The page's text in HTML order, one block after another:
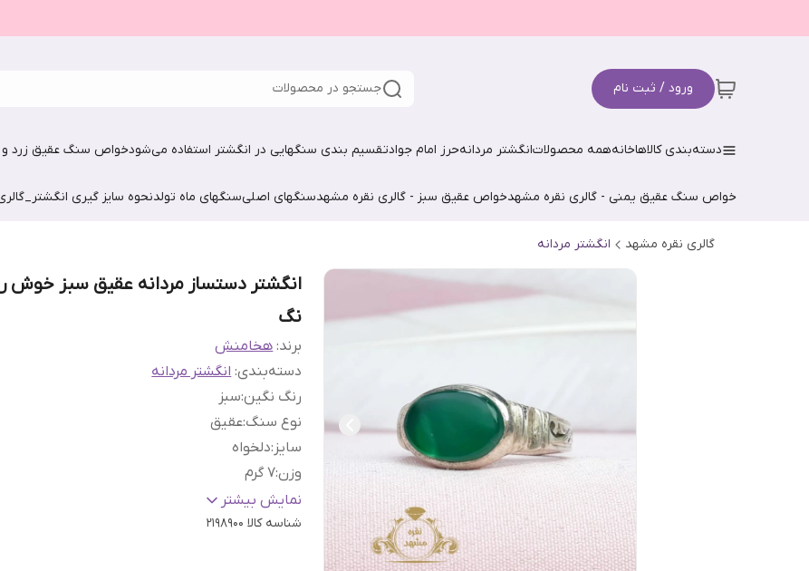
ورود / ثبت نام جستجو در محصولات
دسته‌بندی کالاهاخانههمه محصولاتانگشتر مردانهحرز امام جوادتقسیم بندی سنگهایی در انگشتر استفاده می‌شودخواص سنگ عقیق زرد
خواص سنگ عقیق یمنی - گالری نقره مشهدخواص عقیق سبز - گالری نقره مشهدسنگهای اصلیسنگهای ماه تولدنحوه سایز گیری
گالری نقره مشهد انگشتر مردانه
انگشتر دستساز مردانه عقیق سبز خوش
نگ
برند: هخامنش
دسته‌بندی:انگشتر مردانه
رنگ نگین:سبز
نوع سنگ:عقیق
سایز :دلخواه
وزن:۷ گرم
عیار نقره:
925
نمایش بیشتر
شناسه کالا 2198900